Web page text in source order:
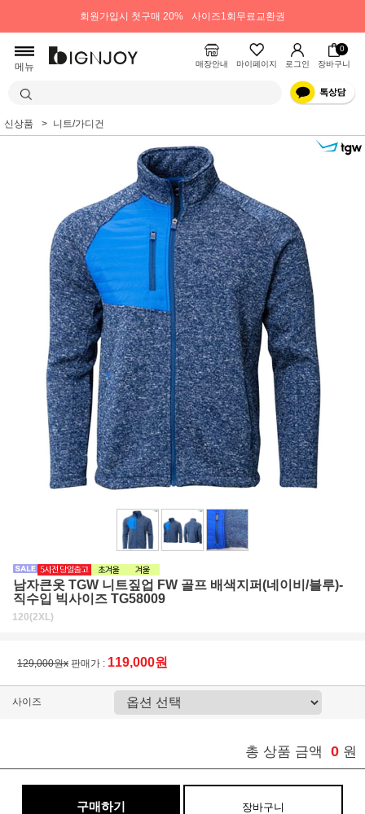
회원가입시 첫구매 20% 사이즈1회무료교환권
메뉴 매장안내 마이페이지 로그인
0
장바구니
신상품 니트/가디건
남자큰옷 TGW 니트짚업 FW 골프 배색지퍼(네이비/블루)-
직수입 빅사이즈 TG58009
120(2XL)
129,000원x 판매가 : 119,000원
사이즈
총 상품 금액 0 원
구매하기 장바구니